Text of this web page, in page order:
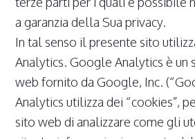
a garanzia della Sua privacy.
In tal senso il presente sito
Analytics. Google Analytics è un
web fornito da Google, Inc.
Analytics utilizza dei “cookies”,
sito web di analizzare come gli